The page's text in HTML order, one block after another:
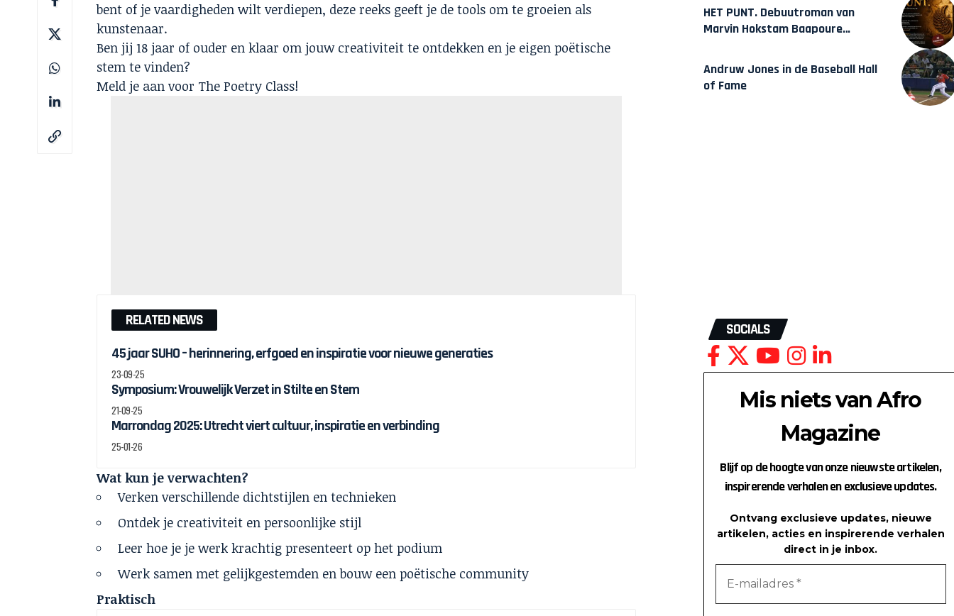
bent of je vaardigheden wilt verdiepen, deze reeks geeft je de tools om te groeien als
kunstenaar.
Ben jij 18 jaar of ouder en klaar om jouw creativiteit te ontdekken en je eigen poëtische
stem te vinden?
Meld je aan voor The Poetry Class!
RELATED NEWS
45 jaar SUHO – herinnering, erfgoed en inspiratie voor nieuwe generaties
23-09-25
Symposium: Vrouwelijk Verzet in Stilte en Stem
21-09-25
Marrondag 2025: Utrecht viert cultuur, inspiratie en verbinding
25-01-26
Wat kun je verwachten?
Verken verschillende dichtstijlen en technieken
Ontdek je creativiteit en persoonlijke stijl
Leer hoe je je werk krachtig presenteert op het podium
Werk samen met gelijkgestemden en bouw een poëtische community
Praktisch
HET PUNT. Debuutroman van
Marvin Hokstam Baapoure
Andruw Jones in de Baseball Hall
of Fame
SOCIALS
Mis niets van Afro
Magazine
Blijf op de hoogte van onze nieuwste artikelen,
inspirerende verhalen en exclusieve updates.
Ontvang exclusieve updates, nieuwe
artikelen, acties en inspirerende verhalen
direct in je inbox.